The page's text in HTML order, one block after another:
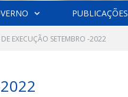
PUBLICAÇÕES
EXECUÇÃO SETEMBRO -2022